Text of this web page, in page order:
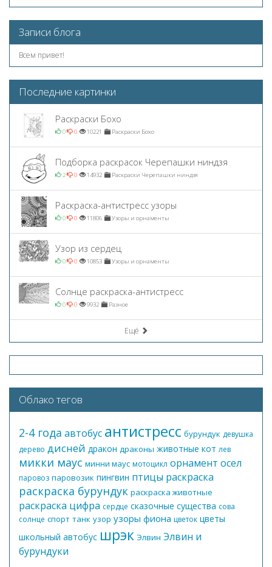
Записи блога
Всем привет!
Последние картинки
Раскраски Бохо
0 0 10221 Раскраски Бохо
Подборка раскрасок Черепашки ниндзя
2 0 14932 Раскраски Черепашки ниндзя
Раскраска-антистресс узоры
0 0 11806 Узоры и орнаменты
Узор из сердец
0 0 10853 Узоры и орнаменты
Солнце раскраска-антистресс
0 0 9932 Разное
Ещё
Облако тегов
2-4 года автобус антистресс бурундук девушка
дерево дисней дракон драконы животные кот лев
микки маус минни маус мотоцикл орнамент осел
паровоз паровозик пингвин птицы раскраска
раскраска бурундук раскраска животные
раскраска цифра сердце сказочные существа сова
солнце спорт танк узор узоры фиона цветок цветы
школьный автобус шрэк Элвин Элвин и
бурундуки